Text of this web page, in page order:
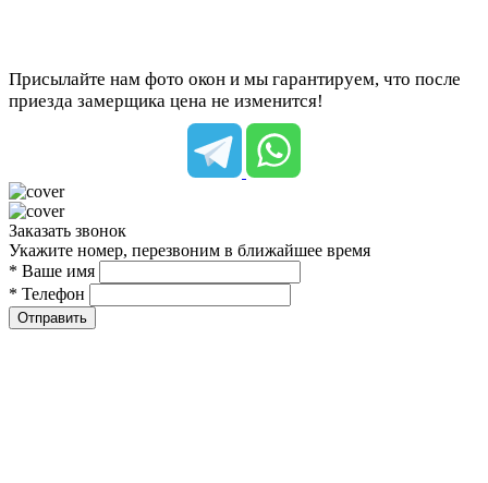
Присылайте нам фото окон и мы гарантируем, что после
приезда замерщика цена не изменится!
Заказать звонок
Укажите номер, перезвоним в ближайшее время
* Ваше имя
* Телефон
Отправить